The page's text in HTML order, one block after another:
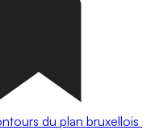
du plan bruxellois